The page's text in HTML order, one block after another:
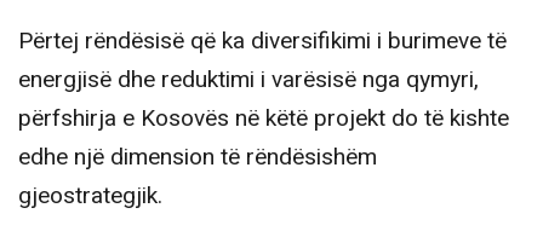
Përtej rëndësisë që ka diversifikimi i burimeve të
energjisë dhe reduktimi i varësisë nga qymyri,
përfshirja e Kosovës në këtë projekt do të kishte
edhe një dimension të rëndësishëm
gjeostrategjik.